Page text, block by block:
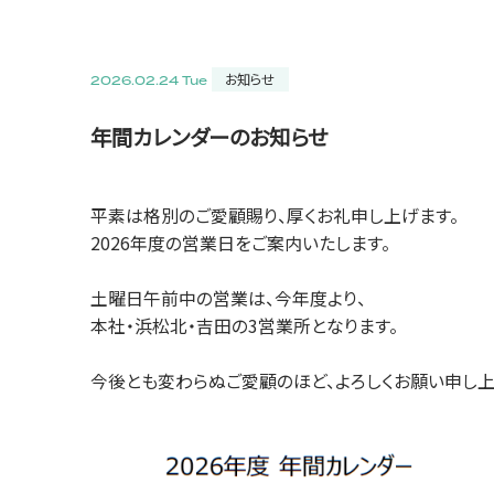
2026.02.24 Tue お知らせ
年間カレンダーのお知らせ
平素は格別のご愛顧賜り、厚くお礼申し上げます。
2026年度の営業日をご案内いたします。
土曜日午前中の営業は、今年度より、
本社・浜松北・吉田の3営業所となります。
今後とも変わらぬご愛顧のほど、よろしくお願い申し